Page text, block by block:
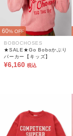
60% OFF
BOBOCHOSES
★SALE★Go Boboかぶり
パーカー【キッズ】
¥6,160 税込